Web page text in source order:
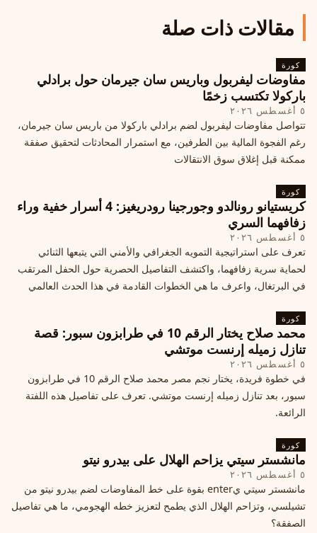
مقالات ذات صلة
كورة
مفاوضات ليفربول وباريس سان جيرمان حول برادلي
باركولا تكتسب زخمًا
٥ أغسطس ٢٠٢٦
تتواصل مفاوضات ليفربول لضم برادلي باركولا من باريس سان جيرمان،
رغم الفجوة المالية بين الطرفين، مع استمرار المحادثات لتحقيق صفقة
ممكنة قبل إغلاق سوق الانتقالات
كورة
كريستيانو رونالدو وجورجينا رودريغيز: 4 أسرار خفية وراء
زفافهما السري
٥ أغسطس ٢٠٢٦
تعرف على استراتيجية التمويه الجغرافي والأمني التي يتبعها الثنائي
لحماية سرية زفافهما، واكتشف التفاصيل الحصرية حول الحفل المرتقب
في البرتغال، واعرف ما هي الخطوات القادمة في هذا الحدث العالمي
كورة
محمد صلاح يختار الرقم 10 في طرابزون سبور: قصة
تنازل زميله إرنست موتشي
٥ أغسطس ٢٠٢٦
في خطوة فريدة، يختار نجم مصر محمد صلاح الرقم 10 في طرابزون
سبور، بعد تنازل زميله إرنست موتشي. تعرف على تفاصيل هذه اللفتة
الرائعة.
كورة
مانشستر سيتي يزاحم الهلال على بيدرو نيتو
٥ أغسطس ٢٠٢٦
مانشستر سيتي يenter بقوة على خط المفاوضات لضم بيدرو نيتو من
تشيلسي، وتزاحم الهلال الذي يطمح لتعزيز خطه الهجومي، ما هي تفاصيل
الصفقة؟